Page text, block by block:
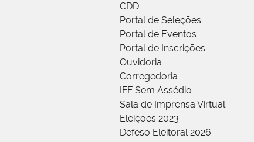
CDD
Portal de Seleções
Portal de Eventos
Portal de Inscrições
Ouvidoria
Corregedoria
IFF Sem Assédio
Sala de Imprensa Virtual
Eleições 2023
Defeso Eleitoral 2026